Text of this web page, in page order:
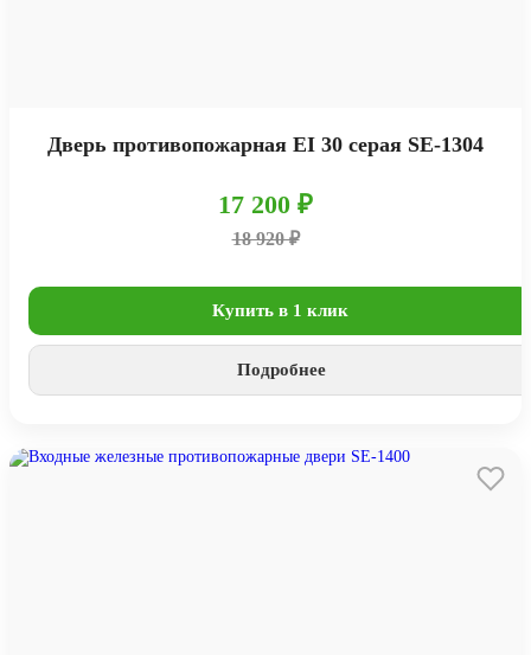
Дверь противопожарная EI 30 серая SE-1304
17 200 ₽
18 920 ₽
Купить в 1 клик
Подробнее